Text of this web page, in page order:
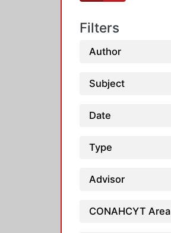
Filters
Author
Subject
Date
Type
Advisor
CONAHCYT Area